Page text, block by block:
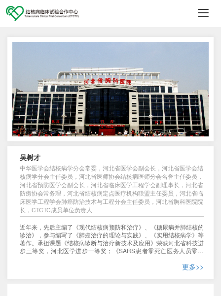
切
航
吴树才
中华医学会结核病学分会常委，河北省医学会副会长，河北省医学会结
核病学分会主任委员，河北省医师协会结核病医师分会名誉主任委员，
河北省预防医学会副会长，河北省临床医学工程学会副理事长，河北省
防痨协会常务理，河北省结核病定点医疗机构联盟主任委员，河北省临
床医学工程学会肺癌防治技术与工程分会主任委员，河北省胸科医院院
长，CTCTC成员单位负责人
近年来，先后主编了《现代结核病预防和治疗》、《糖尿病并肺结核的
诊治》，参与编写了《肺癌治疗的理论与实践》、《实用结核病学》等
著作。承担课题《结核病诊断与治疗新技术及应用》荣获河北省科技进
步三等奖，河北医学进步一等奖；《SARS患者零死亡医务人员零感
奖。《莫西沙星对重症菌阳肺结核病的临床疗效观察》荣获河北省医学
更多>>